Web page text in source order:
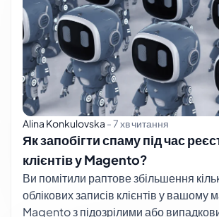
Alina Konkulovska -7 хв читання
Як запобігти спаму під час
клієнтів у Magento?
Ви помітили раптове збільшення
облікових записів клієнтів у вашому
Magento з підозрілими або